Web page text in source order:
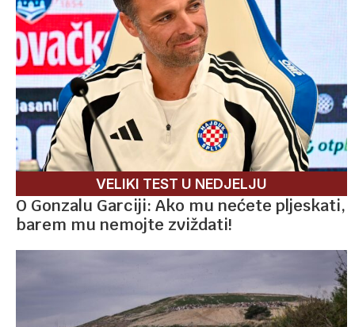
VELIKI TEST U NEDJELJU
O Gonzalu Garciji: Ako mu nećete pljeskati,
barem mu nemojte zviždati!